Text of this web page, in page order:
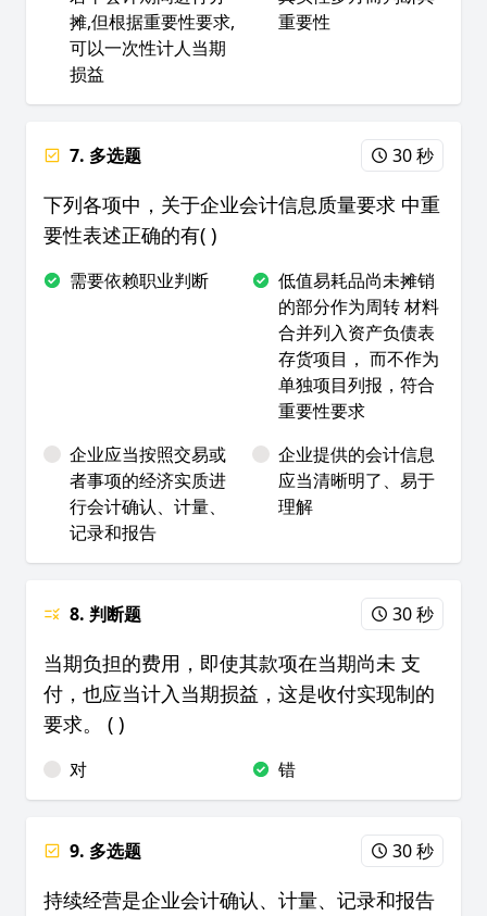
摊,但根据重要性要求,
可以一次性计人当期
损益
重要性
7. 多选题 30 秒
下列各项中，关于企业会计信息质量要求 中重
要性表述正确的有( )
需要依赖职业判断
低值易耗品尚未摊销
的部分作为周转 材料
合并列入资产负债表
存货项目， 而不作为
单独项目列报，符合
重要性要求
企业应当按照交易或
者事项的经济实质进
行会计确认、计量、
记录和报告
企业提供的会计信息
应当清晰明了、易于
理解
8. 判断题 30 秒
当期负担的费用，即使其款项在当期尚未 支
付，也应当计入当期损益，这是收付实现制的
要求。 ( )
对 错
9. 多选题 30 秒
持续经营是企业会计确认、计量、记录和报告